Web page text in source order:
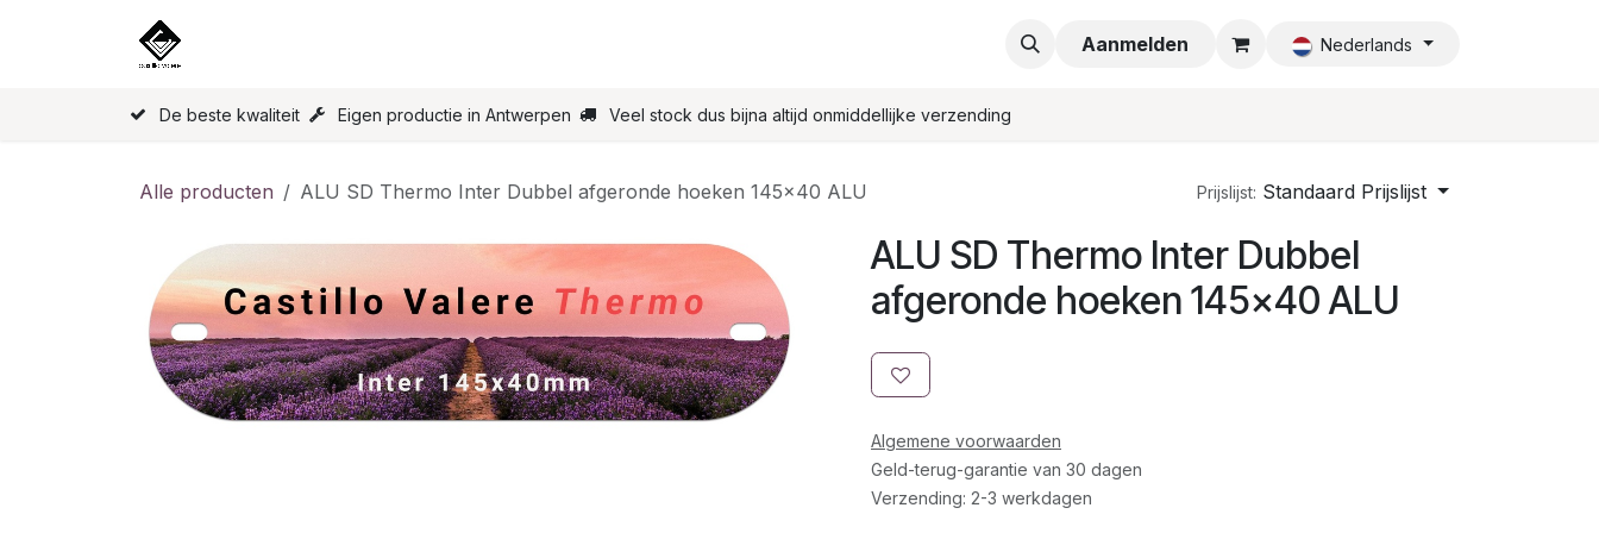
Startpagina Aanmelden Nederlands
De beste kwaliteit Eigen productie in Antwerpen Veel stock dus bijna altijd onmiddellijke verzending
Alle producten ALU SD Thermo Inter Dubbel afgeronde hoeken 145x40 ALU Prijslijst: Standaard Prijslijst
ALU SD Thermo Inter Dubbel
afgeronde hoeken 145x40 ALU
Algemene voorwaarden
Geld-terug-garantie van 30 dagen
Verzending: 2-3 werkdagen